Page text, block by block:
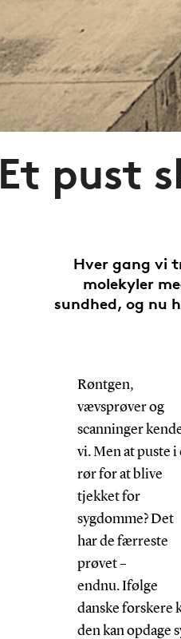
Et pust
Hver gang vi
molekyler
sundhed, og nu
Røntgen,
vævsprøver og
scanninger
vi. Men at puste i
rør for at blive
tjekket for
sygdomme? Det
har de færreste
prøvet –
endnu. Ifølge
danske forskere
den kan opdage